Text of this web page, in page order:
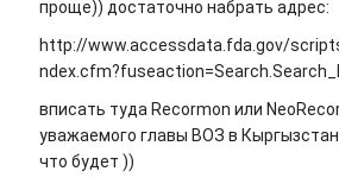
проще)) достаточно набрать адрес:
http://www.accessdata.fda.gov/
вписать туда Recormon или
уважаемого главы ВОЗ в
что будет ))